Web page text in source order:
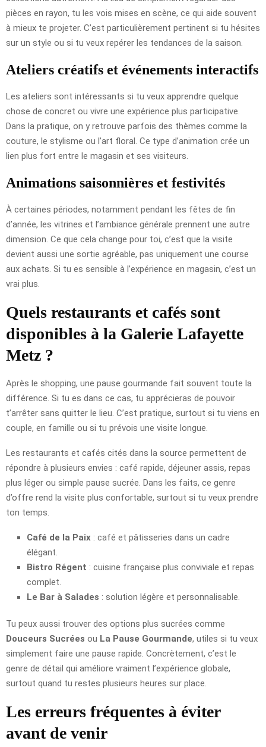
pièces en rayon, tu les vois mises en scène, ce qui aide souvent
à mieux te projeter. C’est particulièrement pertinent si tu hésites
sur un style ou si tu veux repérer les tendances de la saison.
Ateliers créatifs et événements interactifs
Les ateliers sont intéressants si tu veux apprendre quelque
chose de concret ou vivre une expérience plus participative.
Dans la pratique, on y retrouve parfois des thèmes comme la
couture, le stylisme ou l’art floral. Ce type d’animation crée un
lien plus fort entre le magasin et ses visiteurs.
Animations saisonnières et festivités
À certaines périodes, notamment pendant les fêtes de fin
d’année, les vitrines et l’ambiance générale prennent une autre
dimension. Ce que cela change pour toi, c’est que la visite
devient aussi une sortie agréable, pas uniquement une course
aux achats. Si tu es sensible à l’expérience en magasin, c’est un
vrai plus.
Quels restaurants et cafés sont
disponibles à la Galerie Lafayette
Metz ?
Après le shopping, une pause gourmande fait souvent toute la
différence. Si tu es dans ce cas, tu apprécieras de pouvoir
t’arrêter sans quitter le lieu. C’est pratique, surtout si tu viens en
couple, en famille ou si tu prévois une visite longue.
Les restaurants et cafés cités dans la source permettent de
répondre à plusieurs envies : café rapide, déjeuner assis, repas
plus léger ou simple pause sucrée. Dans les faits, ce genre
d’offre rend la visite plus confortable, surtout si tu veux prendre
ton temps.
Café de la Paix : café et pâtisseries dans un cadre
élégant.
Bistro Régent : cuisine française plus conviviale et repas
complet.
Le Bar à Salades : solution légère et personnalisable.
Tu peux aussi trouver des options plus sucrées comme
Douceurs Sucrées ou La Pause Gourmande, utiles si tu veux
simplement faire une pause rapide. Concrètement, c’est le
genre de détail qui améliore vraiment l’expérience globale,
surtout quand tu restes plusieurs heures sur place.
Les erreurs fréquentes à éviter
avant de venir